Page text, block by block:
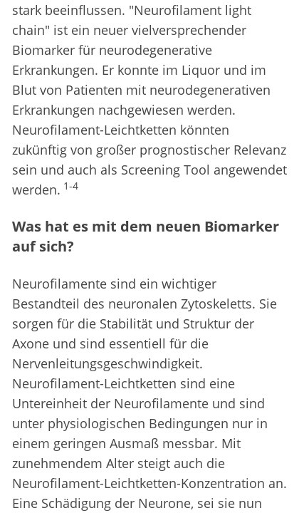
stark beeinflussen. "Neurofilament light
chain" ist ein neuer vielversprechender
Biomarker für neurodegenerative
Erkrankungen. Er konnte im Liquor und im
Blut von Patienten mit neurodegenerativen
Erkrankungen nachgewiesen werden.
Neurofilament-Leichtketten könnten
zukünftig von großer prognostischer Relevanz
sein und auch als Screening Tool angewendet
werden. 1-4
Was hat es mit dem neuen Biomarker
auf sich?
Neurofilamente sind ein wichtiger
Bestandteil des neuronalen Zytoskeletts. Sie
sorgen für die Stabilität und Struktur der
Axone und sind essentiell für die
Nervenleitungsgeschwindigkeit.
Neurofilament-Leichtketten sind eine
Untereinheit der Neurofilamente und sind
unter physiologischen Bedingungen nur in
einem geringen Ausmaß messbar. Mit
zunehmendem Alter steigt auch die
Neurofilament-Leichtketten-Konzentration an.
Eine Schädigung der Neurone, sei sie nun